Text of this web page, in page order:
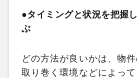
●タイミングと状況を把握
ぶ
どの方法が良いかは、物
取り巻く環境などによっ